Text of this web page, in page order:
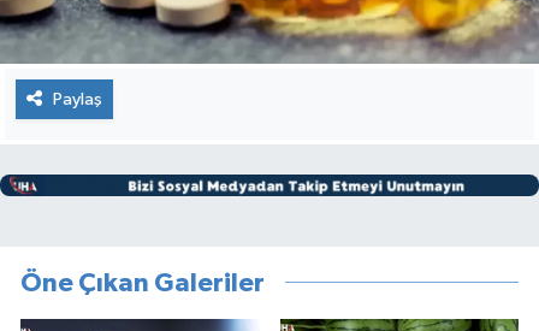
Paylaş
Öne Çıkan Galeriler